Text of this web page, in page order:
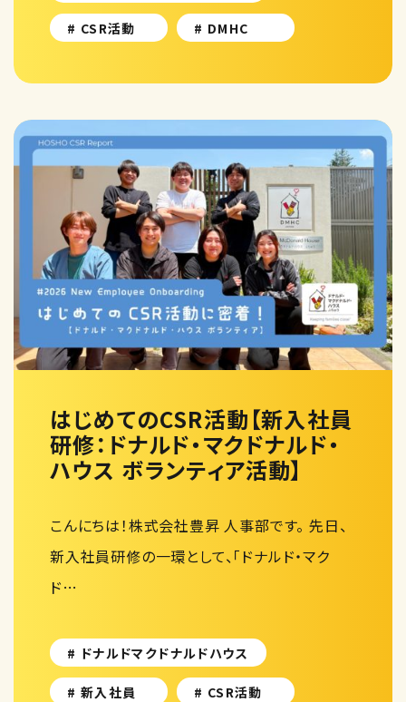
# CSR活動 # DMHC
はじめてのCSR活動【新入社員
研修：ドナルド・マクドナルド・
ハウス ボランティア活動】
こんにちは！株式会社豊昇 人事部です。 先日、
新入社員研修の一環として、「ドナルド・マク
ド…
# ドナルドマクドナルドハウス
# 新入社員 # CSR活動